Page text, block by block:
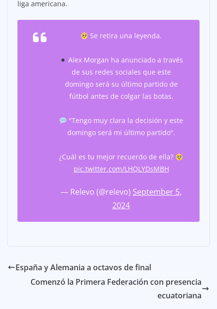
liga americana.
Se retira una leyenda.
Alex Morgan ha anunciado a través
de sus redes sociales que este
domingo será su último partido de
fútbol antes de colgar las botas.
"Tengo muy clara la decisión y este
domingo será mi último partido".
¿Cuál es tu mejor recuerdo de ella?
pic.twitter.com/LHQLYDsMBH
— Relevo (@relevo) September 5,
2024
España y Alemania a octavos de final
Comenzó la Primera Federación con presencia
ecuatoriana